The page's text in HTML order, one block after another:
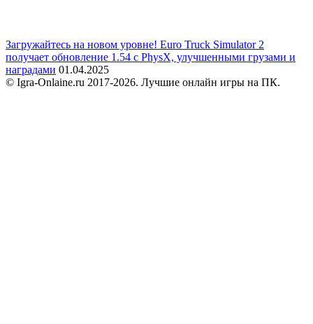
Загружайтесь на новом уровне! Euro Truck Simulator 2
получает обновление 1.54 с PhysX, улучшенными грузами и
наградами 01.04.2025
© Igra-Onlaine.ru 2017-2026. Лучшие онлайн игры на ПК.